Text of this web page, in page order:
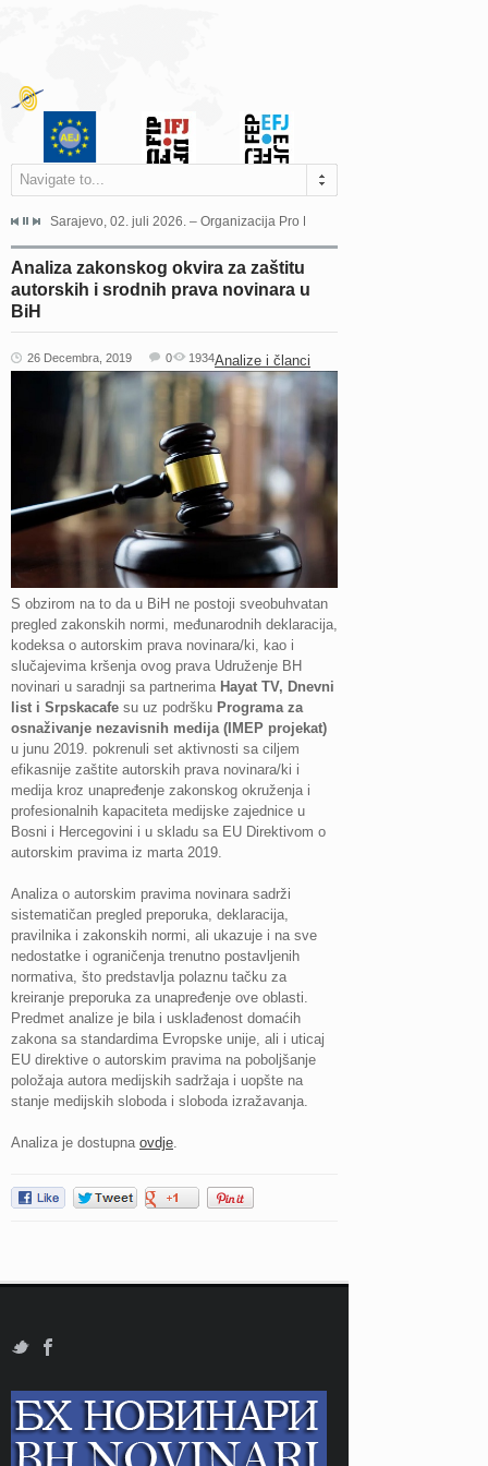
Navigate to...
Grada Sarajeva povodom Dana Sarajeva dugogodišnjoj...
Sarajevo, 02. juli 2026. – Organizacija Pro Educa juče je uspješno
Analiza zakonskog okvira za zaštitu
autorskih i srodnih prava novinara u
BiH
26 Decembra, 2019 Analize i članci
0 1934
S obzirom na to da u BiH ne postoji sveobuhvatan
pregled zakonskih normi, međunarodnih deklaracija,
kodeksa o autorskim prava novinara/ki, kao i
slučajevima kršenja ovog prava Udruženje BH
novinari u saradnji sa partnerima Hayat TV, Dnevni
list i Srpskacafe su uz podršku Programa za
osnaživanje nezavisnih medija (IMEP projekat)
u junu 2019. pokrenuli set aktivnosti sa ciljem
efikasnije zaštite autorskih prava novinara/ki i
medija kroz unapređenje zakonskog okruženja i
profesionalnih kapaciteta medijske zajednice u
Bosni i Hercegovini i u skladu sa EU Direktivom o
autorskim pravima iz marta 2019.
Analiza o autorskim pravima novinara sadrži
sistematičan pregled preporuka, deklaracija,
pravilnika i zakonskih normi, ali ukazuje i na sve
nedostatke i ograničenja trenutno postavljenih
normativa, što predstavlja polaznu tačku za
kreiranje preporuka za unapređenje ove oblasti.
Predmet analize je bila i usklađenost domaćih
zakona sa standardima Evropske unije, ali i uticaj
EU direktive o autorskim pravima na poboljšanje
položaja autora medijskih sadržaja i uopšte na
stanje medijskih sloboda i sloboda izražavanja.
Analiza je dostupna ovdje.